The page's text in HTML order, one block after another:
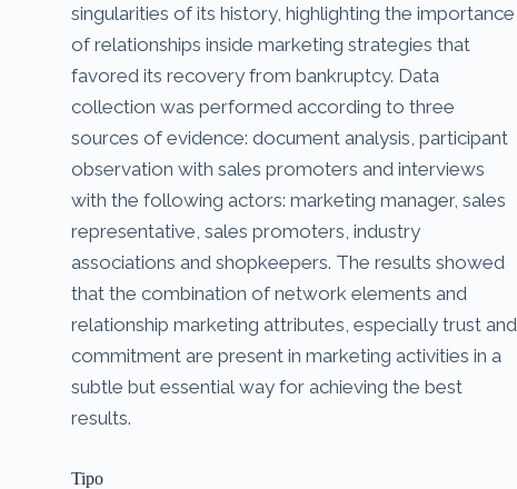
singularities of its history, highlighting the importance
of relationships inside marketing strategies that
favored its recovery from bankruptcy. Data
collection was performed according to three
sources of evidence: document analysis, participant
observation with sales promoters and interviews
with the following actors: marketing manager, sales
representative, sales promoters, industry
associations and shopkeepers. The results showed
that the combination of network elements and
relationship marketing attributes, especially trust and
commitment are present in marketing activities in a
subtle but essential way for achieving the best
results.
Tipo